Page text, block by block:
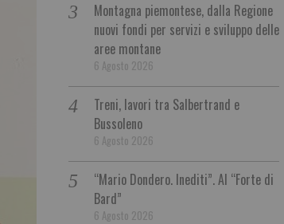
Montagna piemontese, dalla Regione
nuovi fondi per servizi e sviluppo delle
aree montane
6 Agosto 2026
Treni, lavori tra Salbertrand e
Bussoleno
6 Agosto 2026
“Mario Dondero. Inediti”. Al “Forte di
Bard”
6 Agosto 2026